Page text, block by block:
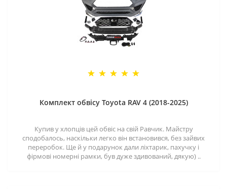
Комплект обвісу Toyota RAV 4 (2018-2025)
Купив у хлопців цей обвіс на свій Равчик. Майстру
сподобалось, наскільки легко він встановився, без зайвих
переробок. Ще й у подарунок дали ліхтарик, пахучку і
фірмові номерні рамки, був дуже здивований, дякую) ..